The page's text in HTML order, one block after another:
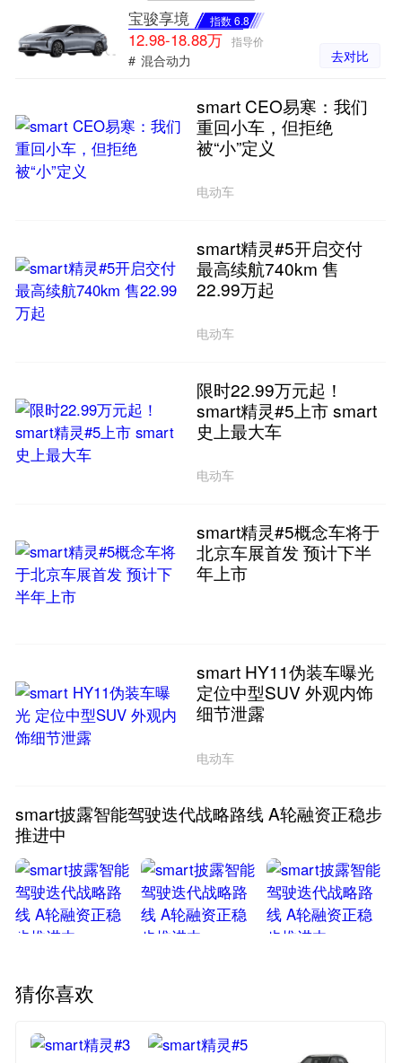
宝骏享境 指数 6.8
12.98-18.88万 指导价
# 混合动力 去对比
smart CEO易寒：我们
重回小车，但拒绝
被“小”定义
电动车
smart精灵#5开启交付
最高续航740km 售
22.99万起
电动车
限时22.99万元起！
smart精灵#5上市 smart
史上最大车
电动车
smart精灵#5概念车将于
北京车展首发 预计下半
年上市
smart HY11伪装车曝光
定位中型SUV 外观内饰
细节泄露
电动车
smart披露智能驾驶迭代战略路线 A轮融资正稳步
推进中
猜你喜欢